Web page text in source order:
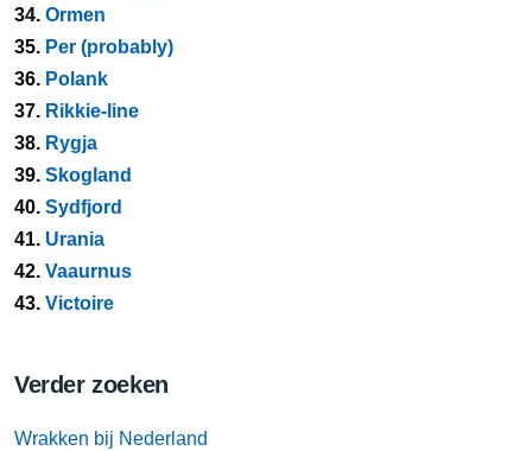
34. Ormen
35. Per (probably)
36. Polank
37. Rikkie-line
38. Rygja
39. Skogland
40. Sydfjord
41. Urania
42. Vaaurnus
43. Victoire
Verder zoeken
Wrakken bij Nederland